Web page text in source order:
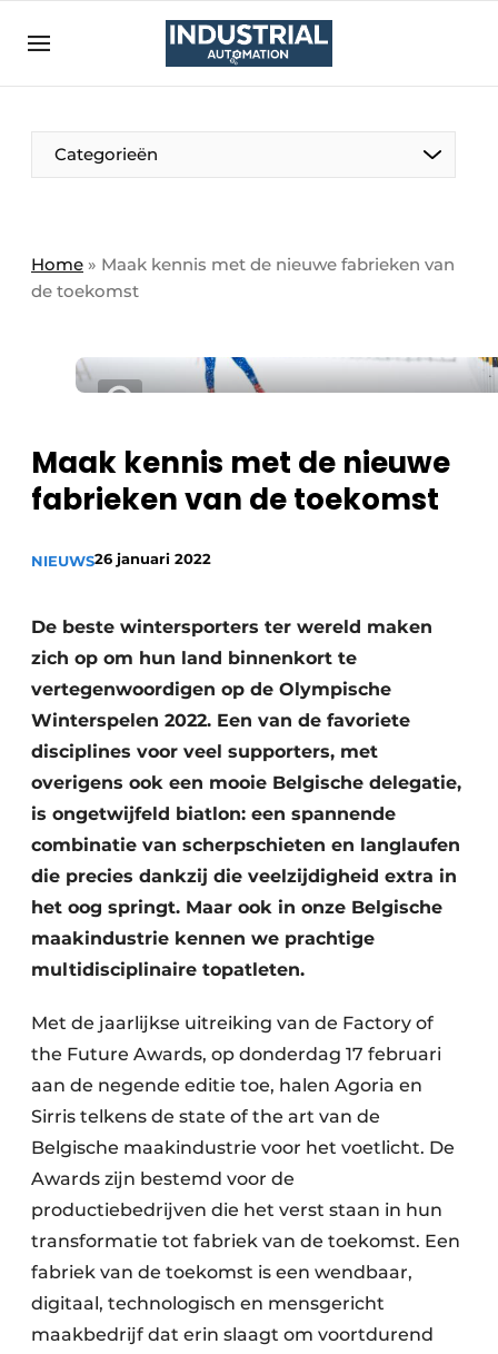
Aanmelden
Bedrijven
Bedrijven
Direct contact
Eigen content aanleveren
Home
Nieuwsbrief
Podcasts
Vacature aanmelden
Video’s
Categorieën
Home » Maak kennis met de nieuwe fabrieken van
de toekomst
Maak kennis met de nieuwe
fabrieken van de toekomst
NIEUWS26 januari 2022
De beste wintersporters ter wereld maken
zich op om hun land binnenkort te
vertegenwoordigen op de Olympische
Winterspelen 2022. Een van de favoriete
disciplines voor veel supporters, met
overigens ook een mooie Belgische delegatie,
is ongetwijfeld biatlon: een spannende
combinatie van scherpschieten en langlaufen
die precies dankzij die veelzijdigheid extra in
het oog springt. Maar ook in onze Belgische
maakindustrie kennen we prachtige
multidisciplinaire topatleten.
Met de jaarlijkse uitreiking van de Factory of
the Future Awards, op donderdag 17 februari
aan de negende editie toe, halen Agoria en
Sirris telkens de state of the art van de
Belgische maakindustrie voor het voetlicht. De
Awards zijn bestemd voor de
productiebedrijven die het verst staan in hun
transformatie tot fabriek van de toekomst. Een
fabriek van de toekomst is een wendbaar,
digitaal, technologisch en mensgericht
maakbedrijf dat erin slaagt om voortdurend